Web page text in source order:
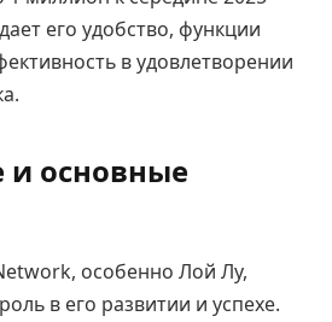
его удобство, функции
в удовлетворении
основные
особенно Лой Лу,
в его развитии и успехе.